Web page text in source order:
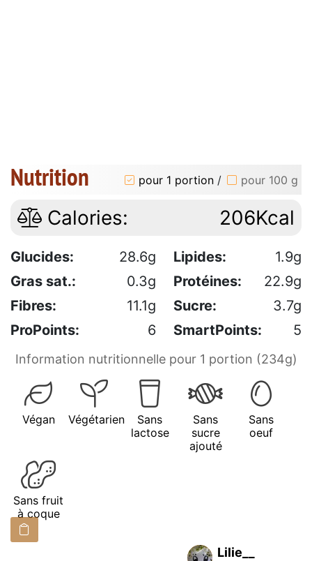
Nutrition pour 1 portion / pour 100 g
Calories: 206Kcal
Glucides: 28.6g Lipides:
1.9g
Gras sat.:
0.3g Protéines:
22.9g
Fibres:
11.1g Sucre:
3.7g
ProPoints:
6 SmartPoints: 5
Information nutritionnelle pour 1 portion (234g)
Végan Végétarien
Sans
lactose
Sans
sucre
ajouté
Sans
oeuf
Sans fruit
à coque
Lilie__